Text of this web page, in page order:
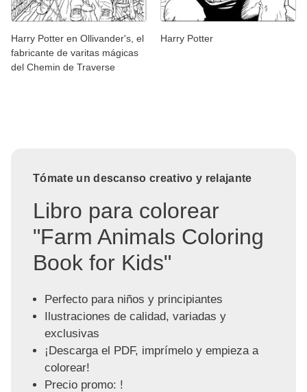
Harry Potter en Ollivander's, el
fabricante de varitas mágicas
del Chemin de Traverse
Harry Potter
Tómate un descanso creativo y relajante
Libro para colorear
"Farm Animals Coloring
Book for Kids"
Perfecto para niños y principiantes
Ilustraciones de calidad, variadas y
exclusivas
¡Descarga el PDF, imprímelo y empieza a
colorear!
Precio promo: !